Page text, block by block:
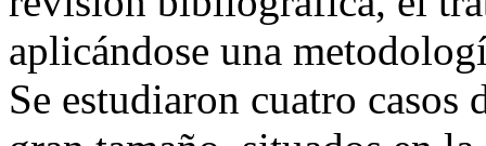
aplicándose una
Se estudiaron cuatro casos